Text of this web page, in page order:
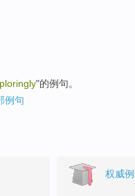
"的例句。
例句
权威